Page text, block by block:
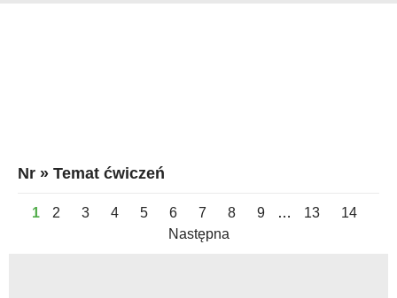
Nr » Temat ćwiczeń
1 2 3 4 5 6 7 8 9 … 13
14
Następna